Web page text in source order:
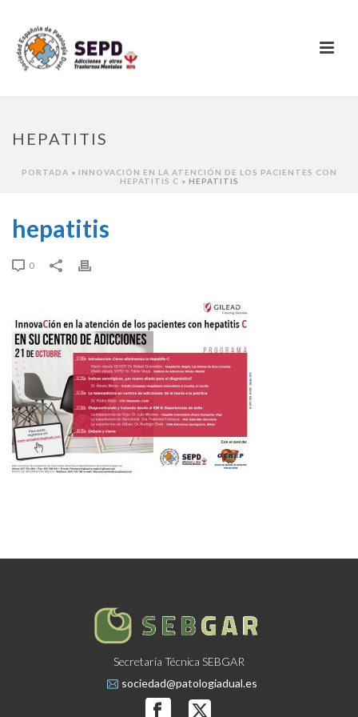
HEPATITIS
PORTADA » INNOVACIÓN EN LA ATENCIÓN DE LOS PACIENTES CON
HEPATITIS C » HEPATITIS
hepatitis
0
Secretaría Técnica SEBGAR
sociedad@patologiadual.es